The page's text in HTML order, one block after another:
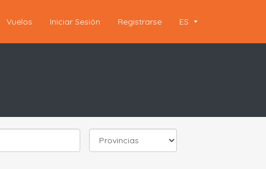
Vuelos Iniciar Sesión Registrarse ES